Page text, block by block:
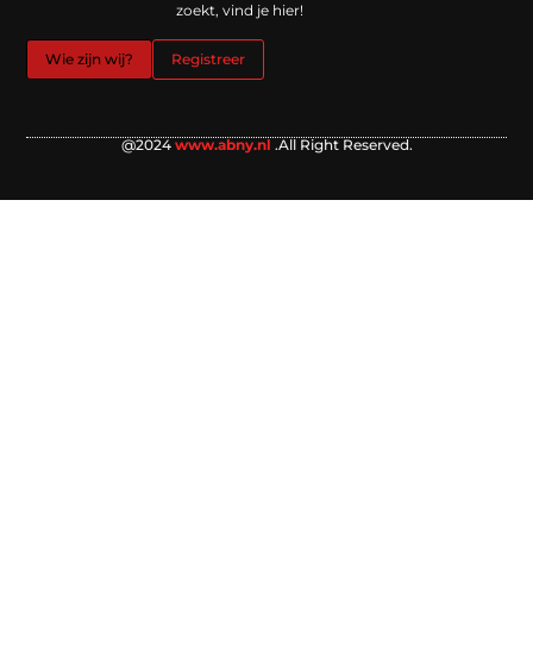
zoekt, vind je hier!
Wie zijn wij? Registreer
@2024 www.abny.nl .All Right Reserved.